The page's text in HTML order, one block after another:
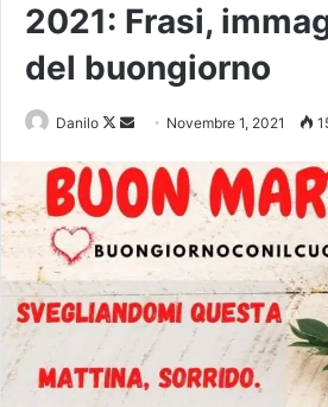
2021: Frasi,
del buongiorno
Danilo Novembre 1, 2021